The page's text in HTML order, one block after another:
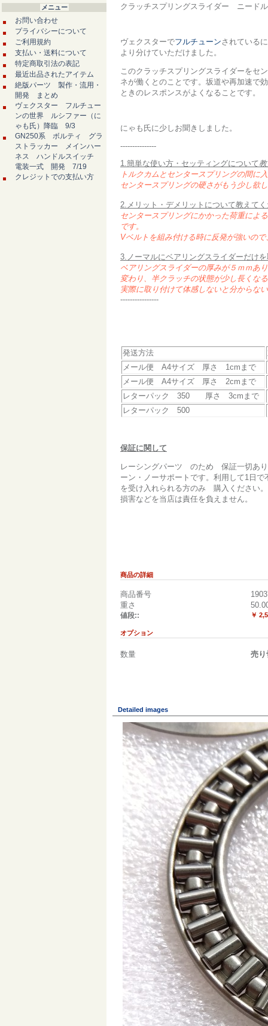
メニュー
お問い合わせ
プライバシーについて
ご利用規約
支払い・送料について
特定商取引法の表記
最近出品されたアイテム
絶版パーツ 製作・流用・
開発 まとめ
ヴェクスター フルチュー
ンの世界 ルシファー（に
ゃも氏）降臨 9/3
GN250系 ボルティ グラ
ストラッカー メインハー
ネス ハンドルスイッチ
電装一式 開発 7/19
クレジットでの支払い方
クラッチスプリングスライダー ニード
ヴェクスターでフルチューンされている
より分けていただけました。
このクラッチスプリングスライダーをセ
ネが働くとのことです。坂道や再加速で
ときのレスポンスがよくなることです。
にゃも氏に少しお聞きしました。
---------------
1.簡単な使い方・セッティングについて
トルクカムとセンタースプリングの間に
センタースプリングの硬さがもう少し欲
2.メリット・デメリットについて教えて
センタースプリングにかかった荷重によ
です。
Vベルトを組み付ける時に反発が強いの
3.ノーマルにベアリングスライダーだけ
ベアリングスライダーの厚みが５ｍｍあ
変わり、半クラッチの状態が少し長くな
実際に取り付けて体感しないと分からな
----------------
発送方法
メール便 A4サイズ 厚さ 1cmまで
メール便 A4サイズ 厚さ 2cmまで
レターパック 350 厚さ 3cmまで
レターパック 500
保証に関して
レーシングパーツ のため 保証一切あり
ーン・ノーサポートです。利用して1日
を受け入れられる方のみ 購入ください
損害などを当店は責任を負えません。
商品の詳細
商品番号
重さ
値段:: ￥
オプション
数量 売り
Detailed images